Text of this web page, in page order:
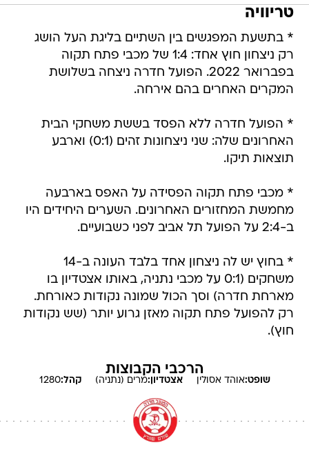
טריוויה
* בתשעת המפגשים בין השתיים בליגת העל הושג
רק ניצחון חוץ אחד: 1:4 של מכבי פתח תקוה
בפברואר 2022. הפועל חדרה ניצחה בשלושת
המקרים האחרים בהם אירחה.
* הפועל חדרה ללא הפסד בששת משחקי הבית
האחרונים שלה: שני ניצחונות זהים (0:1) וארבע
תוצאות תיקו.
* מכבי פתח תקוה הפסידה על האפס בארבעה
מחמשת המחזורים האחרונים. השערים היחידים היו
ב-2:4 על הפועל תל אביב לפני כשבועיים.
* בחוץ יש לה ניצחון אחד בלבד העונה ב-14
משחקים (0:1 על מכבי נתניה, באותו אצטדיון בו
מארחת חדרה) וסך הכול שמונה נקודות כאורחת.
רק להפועל פתח תקוה מאזן גרוע יותר (שש נקודות
חוץ).
הרכבי הקבוצות
שופט:אוהד אסולין אצטדיון:מרים (נתניה) קהל:1280